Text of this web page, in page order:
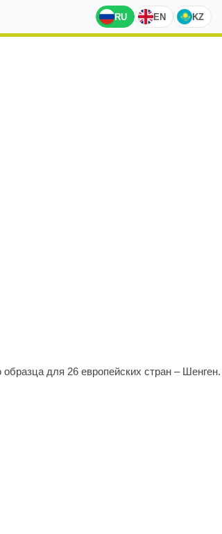
RU EN KZ
для 26 европейских стран – Шенген.